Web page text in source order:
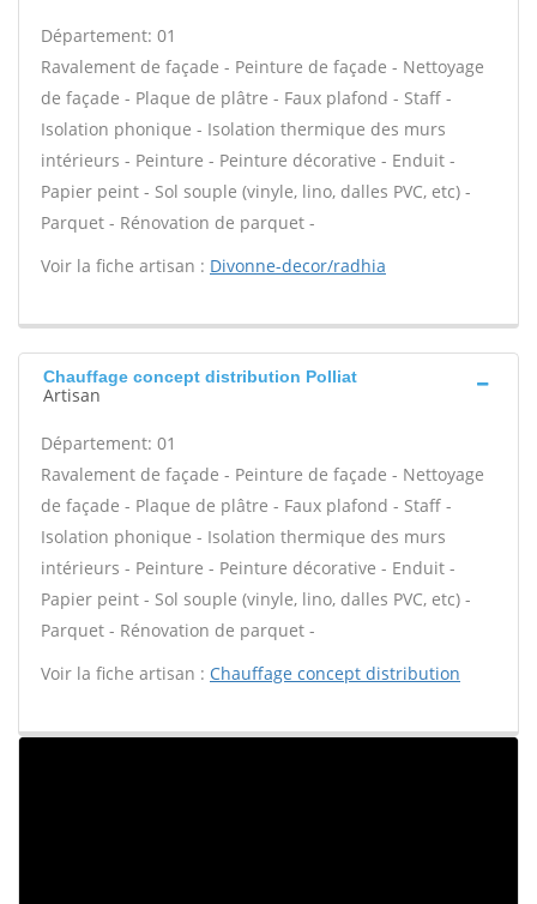
Département: 01
Ravalement de façade - Peinture de façade - Nettoyage
de façade - Plaque de plâtre - Faux plafond - Staff -
Isolation phonique - Isolation thermique des murs
intérieurs - Peinture - Peinture décorative - Enduit -
Papier peint - Sol souple (vinyle, lino, dalles PVC, etc) -
Parquet - Rénovation de parquet -
Voir la fiche artisan : Divonne-decor/radhia
Chauffage concept distribution Polliat
Artisan
Département: 01
Ravalement de façade - Peinture de façade - Nettoyage
de façade - Plaque de plâtre - Faux plafond - Staff -
Isolation phonique - Isolation thermique des murs
intérieurs - Peinture - Peinture décorative - Enduit -
Papier peint - Sol souple (vinyle, lino, dalles PVC, etc) -
Parquet - Rénovation de parquet -
Voir la fiche artisan : Chauffage concept distribution